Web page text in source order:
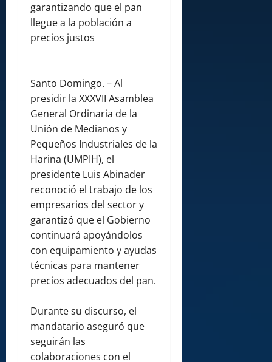
garantizando que el pan
llegue a la población a
precios justos
Santo Domingo. – Al
presidir la XXXVII Asamblea
General Ordinaria de la
Unión de Medianos y
Pequeños Industriales de la
Harina (UMPIH), el
presidente Luis Abinader
reconoció el trabajo de los
empresarios del sector y
garantizó que el Gobierno
continuará apoyándolos
con equipamiento y ayudas
técnicas para mantener
precios adecuados del pan.
Durante su discurso, el
mandatario aseguró que
seguirán las
colaboraciones con el